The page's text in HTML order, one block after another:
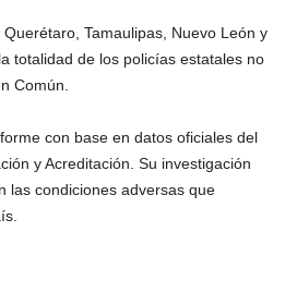
Tamaulipas, Nuevo León y
totalidad de los policías estatales no
Común.
con base en datos oficiales del
y Acreditación. Su investigación
las condiciones adversas que